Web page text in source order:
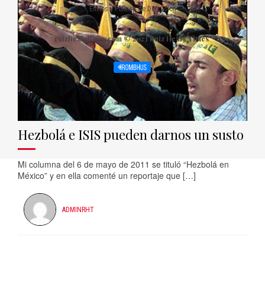
Hezbolá e ISIS pueden darnos un susto
Mi columna del 6 de mayo de 2011 se tituló “Hezbolá en
México” y en ella comenté un reportaje que […]
ADMINRHT
Envíos y Política de Discusión
ruizhealytimes.com © 2023 Ruiz Healy Times